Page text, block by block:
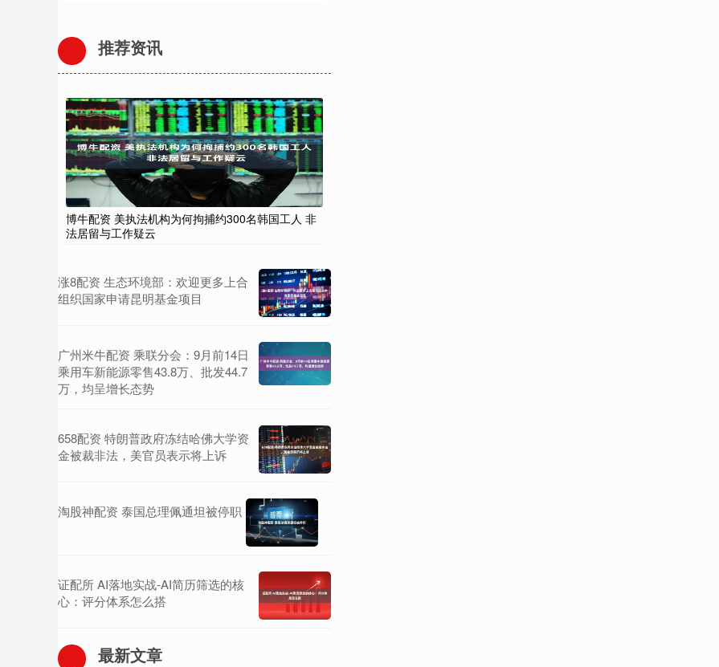
推荐资讯
博牛配资 美执法机构为何拘捕约300名韩国工人 非
法居留与工作疑云
涨8配资 生态环境部：欢迎更多上合
组织国家申请昆明基金项目
广州米牛配资 乘联分会：9月前14日
乘用车新能源零售43.8万、批发44.7
万，均呈增长态势
658配资 特朗普政府冻结哈佛大学资
金被裁非法，美官员表示将上诉
淘股神配资 泰国总理佩通坦被停职
证配所 AI落地实战-AI简历筛选的核
心：评分体系怎么搭
最新文章